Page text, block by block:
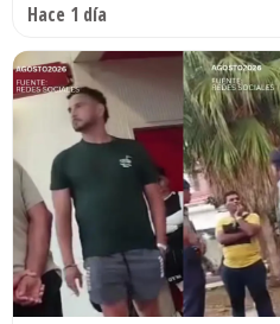
Hace 1 día